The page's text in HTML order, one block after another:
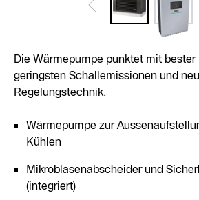
Die Wärmepumpe punktet mit bester
geringsten Schallemissionen und
Regelungstechnik.
Wärmepumpe zur
Kühlen
Mikroblasenabscheider und
(integriert)